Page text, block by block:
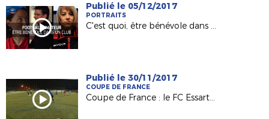
Publié le 05/12/2017
PORTRAITS
C'est quoi, être bénévole dans un club ?
Publié le 30/11/2017
COUPE DE FRANCE
Coupe de France : le FC Essartais, Petit Poucet du 8e tour